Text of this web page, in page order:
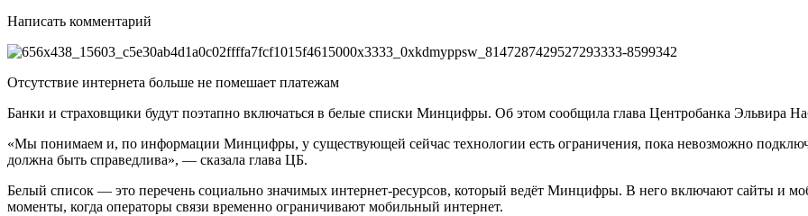
Написать комментарий
Отсутствие интернета больше не помешает платежам
Банки и страховщики будут поэтапно включаться в белые списки Минцифры. Об этом сообщила глава Центробанка Эльвира
«Мы понимаем и, по информации Минцифры, у существующей сейчас технологии есть ограничения, пока невозможно
должна быть справедлива», — сказала глава ЦБ.
Белый список — это перечень социально значимых интернет-ресурсов, который ведёт Минцифры. В него включают сайты и
моменты, когда операторы связи временно ограничивают мобильный интернет.